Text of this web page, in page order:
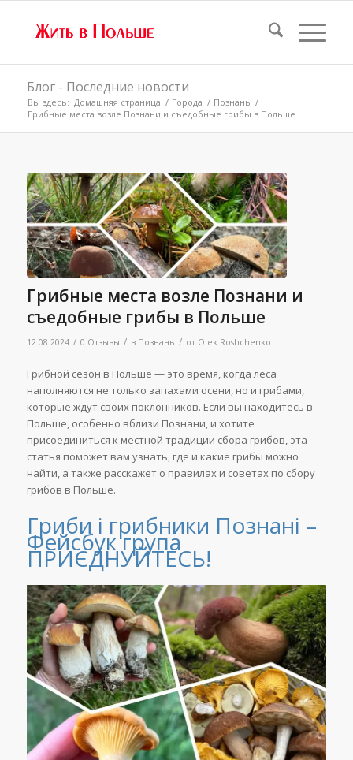
Блог - Последние новости
Вы здесь: Домашняя страница / Города / Познань /
Грибные места возле Познани и съедобные грибы в Польше...
Грибные места возле Познани и
съедобные грибы в Польше
12.08.2024 / 0 Отзывы / в Познань / от Olek Roshchenko
Грибной сезон в Польше — это время, когда леса
наполняются не только запахами осени, но и грибами,
которые ждут своих поклонников. Если вы находитесь в
Польше, особенно вблизи Познани, и хотите
присоединиться к местной традиции сбора грибов, эта
статья поможет вам узнать, где и какие грибы можно
найти, а также расскажет о правилах и советах по сбору
грибов в Польше.
Гриби і грибники Познані –
Фейсбук група
ПРИЄДНУЙТЕСЬ!